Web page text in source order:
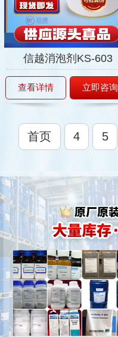
信越消泡剂KS-603
查看详情 立即咨询
首页 4 5